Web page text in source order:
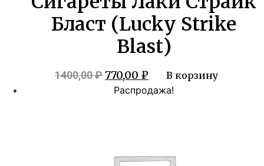
Бласт (Lucky Strike
Blast)
1400,00₽Первоначальная
цена
770,00 ₽ Текущая
цена:
В корзину
Распродажа!